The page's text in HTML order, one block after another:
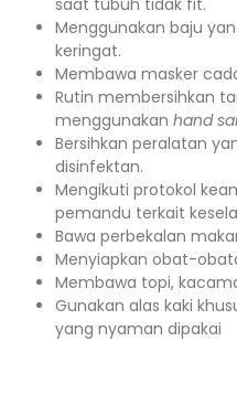
Menggunakan baju
keringat.
Membawa masker
Rutin membersihkan
menggunakan hand
Bersihkan peralatan
disinfektan.
Mengikuti protokol
pemandu terkait
Bawa perbekalan
Menyiapkan obat-
Membawa topi,
Gunakan alas kaki
yang nyaman dipakai